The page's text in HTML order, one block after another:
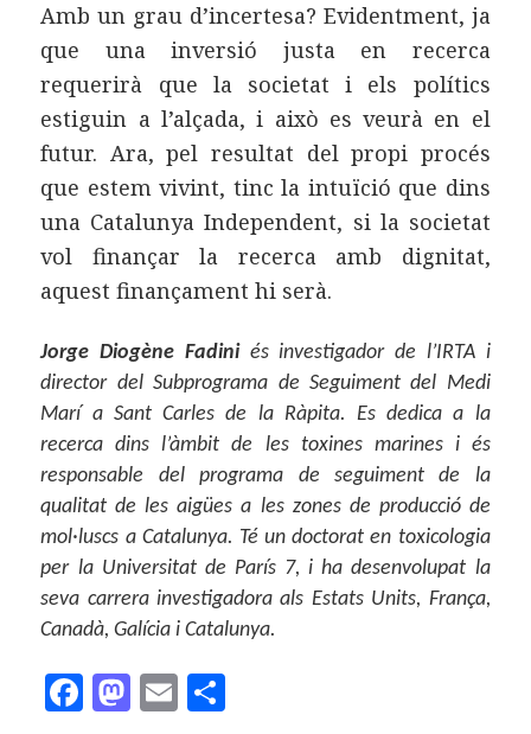
Amb un grau d’incertesa? Evidentment, ja
que una inversió justa en recerca
requerirà que la societat i els polítics
estiguin a l’alçada, i això es veurà en el
futur. Ara, pel resultat del propi procés
que estem vivint, tinc la intuïció que dins
una Catalunya Independent, si la societat
vol finançar la recerca amb dignitat,
aquest finançament hi serà.
Jorge Diogène Fadiniés investigador de l’IRTA i
director del Subprograma de Seguiment del Medi
Marí a Sant Carles de la Ràpita. Es dedica a la
recerca dins l’àmbit de les toxines marines i és
responsable del programa de seguiment de la
qualitat de les aigües a les zones de producció de
mol·luscs a Catalunya. Té un doctorat en toxicologia
per la Universitat de París 7, i ha desenvolupat la
seva carrera investigadora als Estats Units, França,
Canadà, Galícia i Catalunya.
F M E